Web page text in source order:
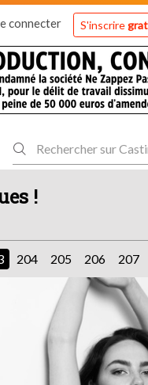
connecter S'inscrire
!
204 205 206 207